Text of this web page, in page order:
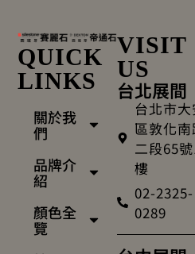
QUICK
LINKS
關於我
們
品牌介
紹
顏色全
覽
VISIT
US
台北展間
台北市大
區敦化南
二段65
樓
02-2325-
0289